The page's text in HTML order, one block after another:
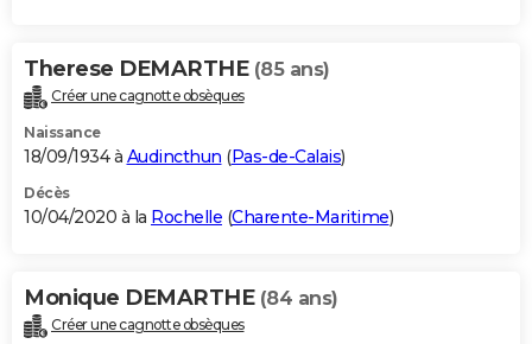
Therese DEMARTHE (85 ans)
Créer une cagnotte obsèques
Naissance
18/09/1934 à Audincthun (Pas-de-Calais)
Décès
10/04/2020 à la Rochelle (Charente-Maritime)
Monique DEMARTHE (84 ans)
Créer une cagnotte obsèques